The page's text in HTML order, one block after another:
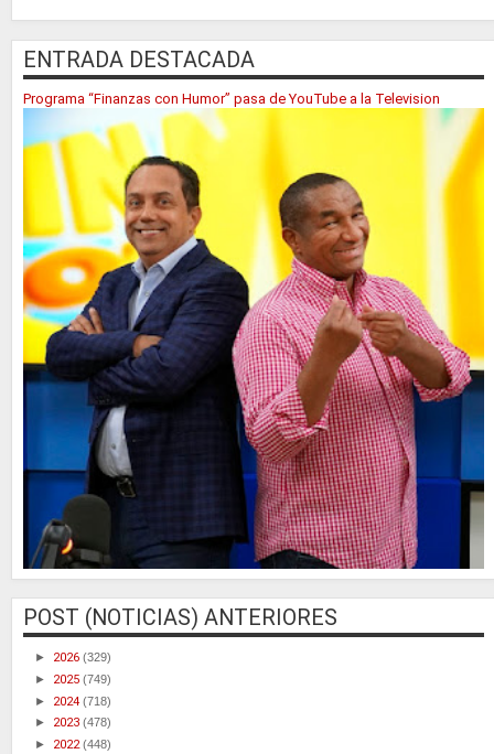
ENTRADA DESTACADA
Programa “Finanzas con Humor” pasa de YouTube a la Television
POST (NOTICIAS) ANTERIORES
► 2026 (329)
► 2025 (749)
► 2024 (718)
► 2023 (478)
► 2022(448)